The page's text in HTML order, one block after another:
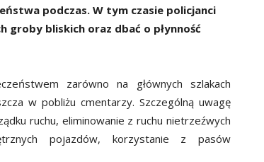
podczas. W tym czasie policjanci
groby bliskich oraz dbać o płynność
zarówno na głównych szlakach
w pobliżu cmentarzy. Szczególną uwagę
ruchu, eliminowanie z ruchu nietrzeźwych
pojazdów, korzystanie z pasów